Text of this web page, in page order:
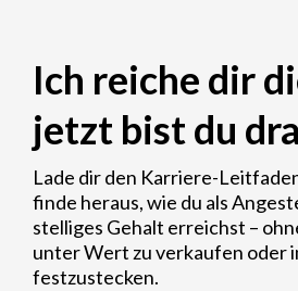
Ich reiche dir
jetzt bist du
Lade dir den Karriere-
finde heraus, wie du als
stelliges Gehalt erreichst –
unter Wert zu verkaufen oder
festzustecken.